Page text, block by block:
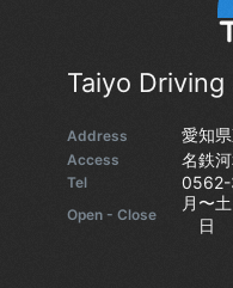
Taiyo Driving
Address 愛知
Access 名鉄
Tel 0562-
Open - Close
月〜
日